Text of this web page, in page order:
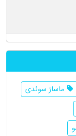
ماساژ سوئدی